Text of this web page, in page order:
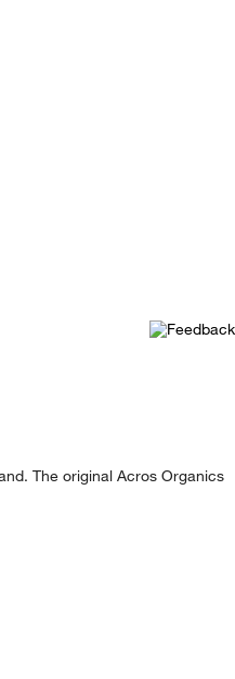
The original Acros Organics